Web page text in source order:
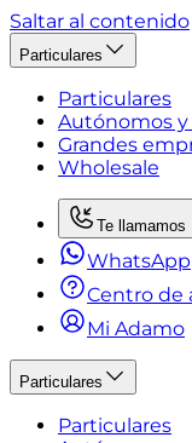
Saltar al contenido
Particulares
Particulares
Autónomos
Grandes
Wholesale
Te llamamos
WhatsApp
Centro de
Mi Adamo
Particulares
Particulares